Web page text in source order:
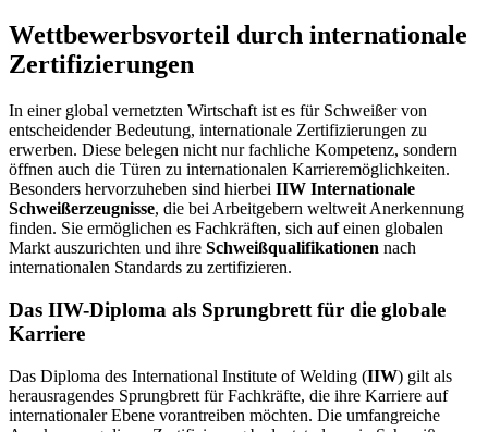
Wettbewerbsvorteil durch internationale
Zertifizierungen
In einer global vernetzten Wirtschaft ist es für Schweißer von
entscheidender Bedeutung, internationale Zertifizierungen zu
erwerben. Diese belegen nicht nur fachliche Kompetenz, sondern
öffnen auch die Türen zu internationalen Karrieremöglichkeiten.
Besonders hervorzuheben sind hierbei IIW Internationale
Schweißerzeugnisse, die bei Arbeitgebern weltweit Anerkennung
finden. Sie ermöglichen es Fachkräften, sich auf einen globalen
Markt auszurichten und ihre Schweißqualifikationen nach
internationalen Standards zu zertifizieren.
Das IIW-Diploma als Sprungbrett für die globale
Karriere
Das Diploma des International Institute of Welding (IIW) gilt als
herausragendes Sprungbrett für Fachkräfte, die ihre Karriere auf
internationaler Ebene vorantreiben möchten. Die umfangreiche